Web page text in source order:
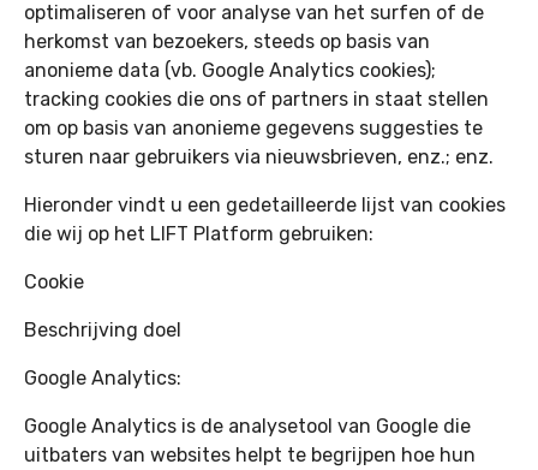
optimaliseren of voor analyse van het surfen of de
herkomst van bezoekers, steeds op basis van
anonieme data (vb. Google Analytics cookies);
tracking cookies die ons of partners in staat stellen
om op basis van anonieme gegevens suggesties te
sturen naar gebruikers via nieuwsbrieven, enz.; enz.
Hieronder vindt u een gedetailleerde lijst van cookies
die wij op het LIFT Platform gebruiken:
Cookie
Beschrijving doel
Google Analytics:
Google Analytics is de analysetool van Google die
uitbaters van websites helpt te begrijpen hoe hun